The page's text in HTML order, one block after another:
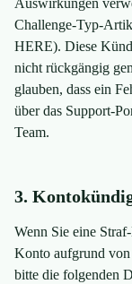
Auswirkungen
Challenge-Typ-
HERE). Diese
nicht rückgängig
glauben, dass ein
über das Support-
Team.
3.
Wenn Sie eine
Konto aufgrund von
bitte die folgenden